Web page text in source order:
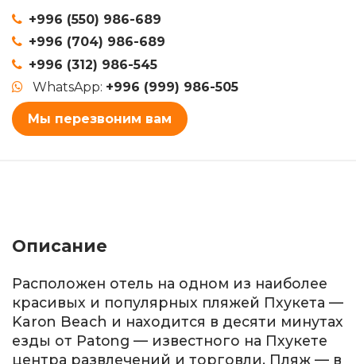
+996 (550) 986-689
+996 (704) 986-689
+996 (312) 986-545
WhatsApp: +996 (999) 986-505
Мы перезвоним вам
Описание
Расположен отель на одном из наиболее
красивых и популярных пляжей Пхукета —
Karon Beach и находится в десяти минутах
езды от Patong — известного на Пхукете
центра развлечений и торговли. Пляж — в